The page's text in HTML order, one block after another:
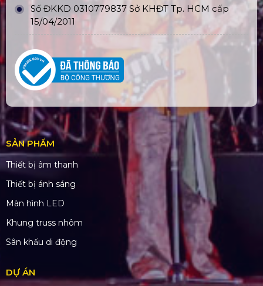
Số ĐKKD 0310779837 Sở KHĐT Tp. HCM cấp
15/04/2011
SẢN PHẨM
Thiết bị âm thanh
Thiết bị ánh sáng
Màn hình LED
Khung truss nhôm
Sân khấu di động
DỰ ÁN